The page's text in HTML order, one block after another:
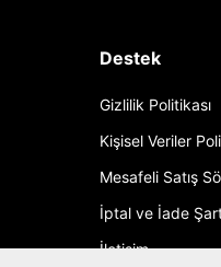
Destek
Gizlilik Politikası
Kişisel Veriler
Mesafeli Satış
İptal ve İade
İletişim